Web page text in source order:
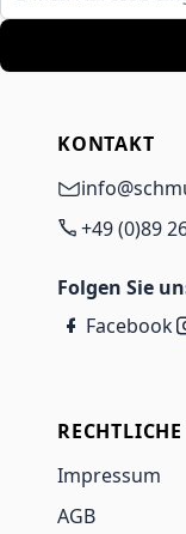
KONTAKT
+49 (0)89
Folgen Sie
Facebook
Impressum
AGB